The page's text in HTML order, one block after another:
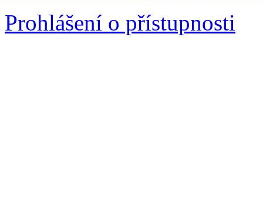
Prohlášení o přístupnosti